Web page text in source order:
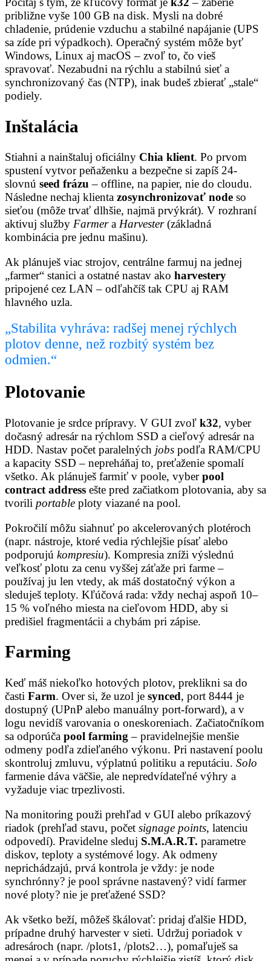
približne vyše 100 GB na disk. Mysli na dobré
chladenie, prúdenie vzduchu a stabilné napájanie (UPS
sa zíde pri výpadkoch). Operačný systém môže byť
Windows, Linux aj macOS – zvoľ to, čo vieš
spravovať. Nezabudni na rýchlu a stabilnú sieť a
synchronizovaný čas (NTP), inak budeš zbierať „stale“
podiely.
Inštalácia
Stiahni a nainštaluj oficiálny Chia klient. Po prvom
spustení vytvor peňaženku a bezpečne si zapíš 24-
slovnú seed frázu – offline, na papier, nie do cloudu.
Následne nechaj klienta zosynchronizovať node so
sieťou (môže trvať dlhšie, najmä prvýkrát). V rozhraní
aktivuj služby Farmera Harvester(základná
kombinácia pre jednu mašinu).
Ak plánuješ viac strojov, centrálne farmuj na jednej
„farmer“ stanici a ostatné nastav ako harvestery
pripojené cez LAN – odľahčíš tak CPU aj RAM
hlavného uzla.
„Stabilita vyhráva: radšej menej rýchlych
plotov denne, než rozbitý systém bez
odmien.“
Plotovanie
Plotovanie je srdce prípravy. V GUI zvoľ k32, vyber
dočasný adresár na rýchlom SSD a cieľový adresár na
HDD. Nastav počet paralelných jobs podľa RAM/CPU
a kapacity SSD – nepreháňaj to, preťaženie spomalí
všetko. Ak plánuješ farmiť v poole, vyberpool
contract address ešte pred začiatkom plotovania, aby sa
tvorili portable ploty viazané na pool.
Pokročilí môžu siahnuť po akcelerovaných plotéroch
(napr. nástroje, ktoré vedia rýchlejšie písať alebo
podporujú kompresiu). Kompresia zníži výslednú
veľkosť plotu za cenu vyššej záťaže pri farme –
používaj ju len vtedy, ak máš dostatočný výkon a
sleduješ teploty. Kľúčová rada: vždy nechaj aspoň 10–
15 % voľného miesta na cieľovom HDD, aby si
predišiel fragmentácii a chybám pri zápise.
Farming
Keď máš niekoľko hotových plotov, preklikni sa do
časti Farm. Over si, že uzol je synced, port 8444 je
dostupný (UPnP alebo manuálny port-forward), a v
logu nevidíš varovania o oneskoreniach. Začiatočníkom
sa odporúča pool farming – pravidelnejšie menšie
odmeny podľa zdieľaného výkonu. Pri nastavení poolu
skontroluj zmluvu, výplatnú politiku a reputáciu. Solo
farmenie dáva väčšie, ale nepredvídateľné výhry a
vyžaduje viac trpezlivosti.
Na monitoring použi prehľad v GUI alebo príkazový
riadok (prehľad stavu, počet signage points, latenciu
odpovedí). Pravidelne sleduj S.M.A.R.T. parametre
diskov, teploty a systémové logy. Ak odmeny
neprichádzajú, prvá kontrola je vždy: je node
synchrónny? je pool správne nastavený? vidí farmer
nové ploty? nie je preťažené SSD?
Ak všetko beží, môžeš škálovať: pridaj ďalšie HDD,
prípadne druhý harvester v sieti. Udržuj poriadok v
adresároch (napr. /plots1, /plots2…), pomaľuješ sa